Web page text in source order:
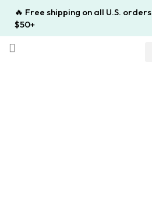
🔥 Free shipping on all U.S. orders
$50+